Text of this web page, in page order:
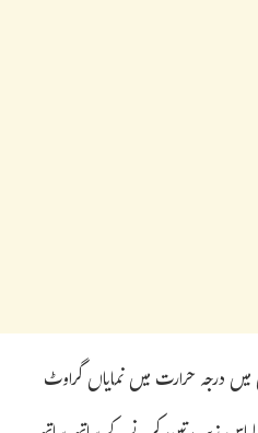
درجہ حرارت میں نمایاں گراوٹ